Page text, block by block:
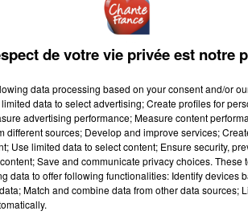
de votre vie privée est notre
data processing based on your consent and/or
data to select advertising; Create profiles for
advertising performance; Measure content
different sources; Develop and improve services;
Use limited data to select content; Ensure security,
Save and communicate privacy choices.
data to offer following functionalities: Identify devices
Match and combine data from other data sources;